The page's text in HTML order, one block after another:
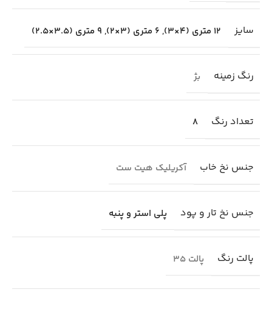
سایز 12 متری (4×3) , 6 متری (3×2) , 9 متری (3.5×2.5)
رنگ زمینه بژ
تعداد رنگ 8
جنس نخ خاب آکریلیک هیت ست
جنس نخ تار و پود پلی استر و پنبه
پالت رنگ پالت 35